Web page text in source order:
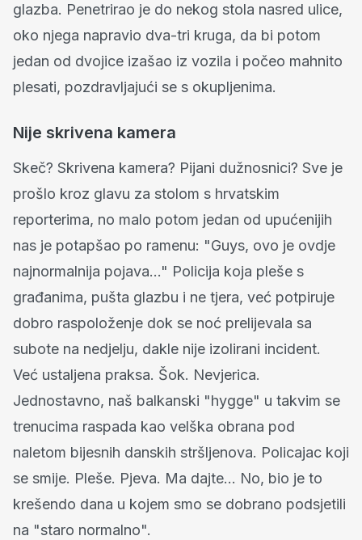
glazba. Penetrirao je do nekog stola nasred ulice,
oko njega napravio dva-tri kruga, da bi potom
jedan od dvojice izašao iz vozila i počeo mahnito
plesati, pozdravljajući se s okupljenima.
Nije skrivena kamera
Skeč? Skrivena kamera? Pijani dužnosnici? Sve je
prošlo kroz glavu za stolom s hrvatskim
reporterima, no malo potom jedan od upućenijih
nas je potapšao po ramenu: "Guys, ovo je ovdje
najnormalnija pojava..." Policija koja pleše s
građanima, pušta glazbu i ne tjera, već potpiruje
dobro raspoloženje dok se noć prelijevala sa
subote na nedjelju, dakle nije izolirani incident.
Već ustaljena praksa. Šok. Nevjerica.
Jednostavno, naš balkanski "hygge" u takvim se
trenucima raspada kao velška obrana pod
naletom bijesnih danskih stršljenova. Policajac koji
se smije. Pleše. Pjeva. Ma dajte... No, bio je to
krešendo dana u kojem smo se dobrano podsjetili
na "staro normalno".